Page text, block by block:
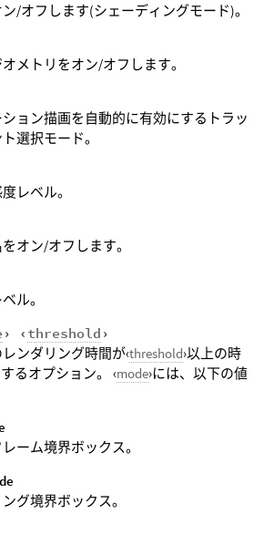
/オフします(シェーディングモード)。
メトリをオン/オフします。
ョン描画を自動的に有効にするトラッ
選択モード。
レベル。
オン/オフします。
ル。
› ‹ threshold ›
ンダリング時間が‹threshold›以上の時
るオプション。 ‹mode›には、以下の値
ーム境界ボックス。
グ境界ボックス。